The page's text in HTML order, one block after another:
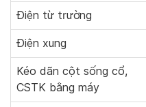
Điện từ trường
Điện xung
Kéo dãn cột sống cổ,
CSTK bằng máy